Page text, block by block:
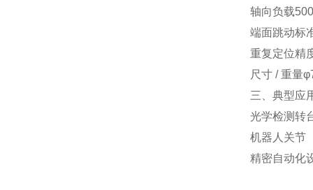
轴向负载
端面跳动标
重复定位精
尺寸 / 重量
三、典型应
光学检测转
机器人关节
精密自动化